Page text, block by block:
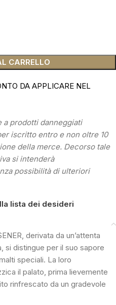
CARRELLO
DA APPLICARE NEL
a prodotti danneggiati
iscritto entro e non oltre 10
della merce. Decorso tale
si intenderà
possibilità di ulteriori
lista dei desideri
derivata da un’attenta
si distingue per il suo sapore
speciali. La loro
il palato, prima lievemente
rinfrescato da un gradevole